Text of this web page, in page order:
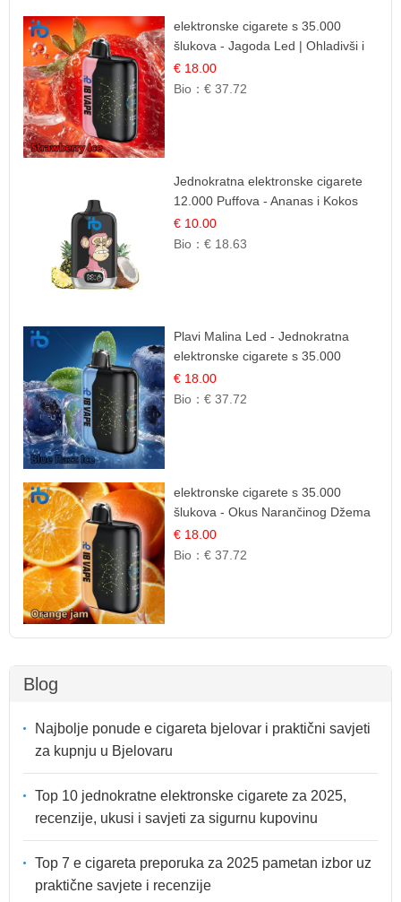
elektronske cigarete s 35.000
šlukova - Jagoda Led | Ohladivši i
Osježavajući Okus
€ 18.00
Bio：€ 37.72
Jednokratna elektronske cigarete
12.000 Puffova - Ananas i Kokos
Sladoled | Tropski Desert
€ 10.00
Bio：€ 18.63
Plavi Malina Led - Jednokratna
elektronske cigarete s 35.000
šlukova | IBVape
€ 18.00
Bio：€ 37.72
elektronske cigarete s 35.000
šlukova - Okus Narančinog Džema
| Dugotrajno Iskustvo
€ 18.00
Bio：€ 37.72
Blog
Najbolje ponude e cigareta bjelovar i praktični savjeti
za kupnju u Bjelovaru
Top 10 jednokratne elektronske cigarete za 2025,
recenzije, ukusi i savjeti za sigurnu kupovinu
Top 7 e cigareta preporuka za 2025 pametan izbor uz
praktične savjete i recenzije